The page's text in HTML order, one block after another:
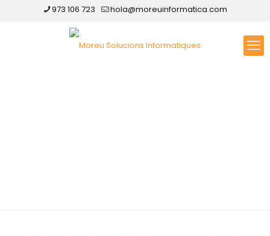
973 106 723 hola@moreuinformatica.com